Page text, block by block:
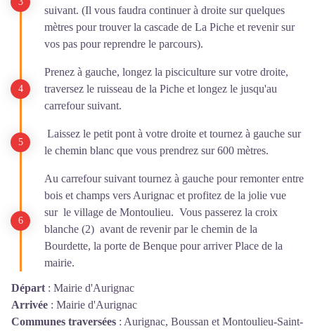
suivant. (Il vous faudra continuer à droite sur quelques
mètres pour trouver la cascade de La Piche et revenir sur
vos pas pour reprendre le parcours).
Prenez à gauche, longez la pisciculture sur votre droite,
traversez le ruisseau de la Piche et longez le jusqu'au
carrefour suivant.
Laissez le petit pont à votre droite et tournez à gauche sur
le chemin blanc que vous prendrez sur 600 mètres.
Au carrefour suivant tournez à gauche pour remonter entre
bois et champs vers Aurignac et profitez de la jolie vue
sur le village de Montoulieu. Vous passerez la croix
blanche (2) avant de revenir par le chemin de la
Bourdette, la porte de Benque pour arriver Place de la
mairie.
Départ : Mairie d'Aurignac
Arrivée : Mairie d'Aurignac
Communes traversées : Aurignac, Boussan et Montoulieu-Saint-